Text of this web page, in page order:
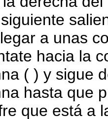
a unas
hacia la
( ) y sigue
hasta que
que está a